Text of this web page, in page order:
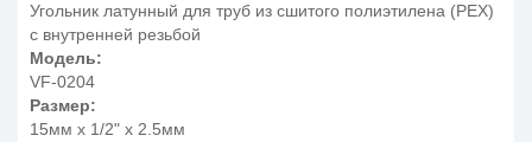
Угольник латунный для труб из сшитого полиэтилена (PEX)
с внутренней резьбой
Модель:
VF-0204
Размер:
15мм x 1/2" x 2.5мм